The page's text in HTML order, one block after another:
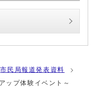
市民局報道発表資料
ップ体験イベント～